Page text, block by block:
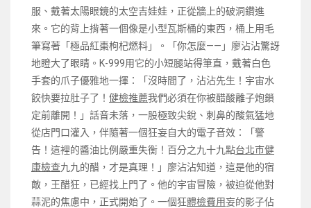
服、戴著太陽眼鏡的太空吉娃娃，正從牆上的破洞鑽進
來。它的背上揹著一個像是小型瓦斯桶的東西，桶上用毛
筆寫著「極品紅棗枸杞燃料」。「你怎麼——」廖沾沾驚訝
地瞪大了眼睛。K-999用它的小短腿站得筆直，戴著白色
手套的爪子優雅地一揮：「沒時間了，沾沾先生！宇宙水
餃快要拉肚子了！ 健檢推薦我們必須在你被醋酸離子炮鎖
定前離開！」話音未落，一股極致尖銳、刺鼻的酸氣猛地
從店門口灌入，伴隨著一個狂妄自大的電子音效：「警
告！這裡的醬油比例嚴重失衡！百分之九十九點台北巿健
康檢查九九的醋，才是真理！」廖沾沾知道，這是他的宿
敵，王醋狂，已經找上門了。他的宇宙冒險，被迫從他對
蒜泥的焦慮中，正式開始了。一個狂體檢費用妄的影子佔